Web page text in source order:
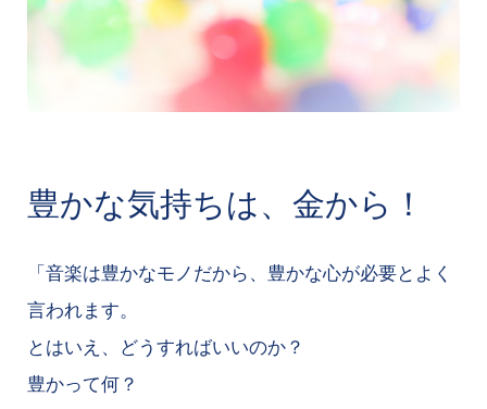
豊かな気持ちは、金から！
「音楽は豊かなモノだから、豊かな心が必要とよく
言われます。
とはいえ、どうすればいいのか？
豊かって何？